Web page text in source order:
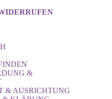
&
& AUSRICHTUNG